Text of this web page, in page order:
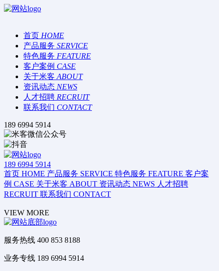
首页 HOME
产品服务 SERVICE
特色服务 FEATURE
客户案例 CASE
关于米客 ABOUT
资讯动态 NEWS
人才招聘 RECRUIT
联系我们 CONTACT
189 6994 5914
189 6994 5914
首页 HOME 产品服务 SERVICE 特色服务 FEATURE 客户案
例 CASE 关于米客 ABOUT 资讯动态 NEWS 人才招聘
RECRUIT 联系我们 CONTACT
VIEW MORE
服务热线 400 853 8188
业务专线 189 6994 5914